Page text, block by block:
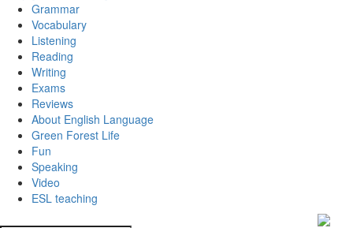
Grammar
Vocabulary
Listening
Reading
Writing
Exams
Reviews
About English Language
Green Forest Life
Fun
Speaking
Video
ESL teaching